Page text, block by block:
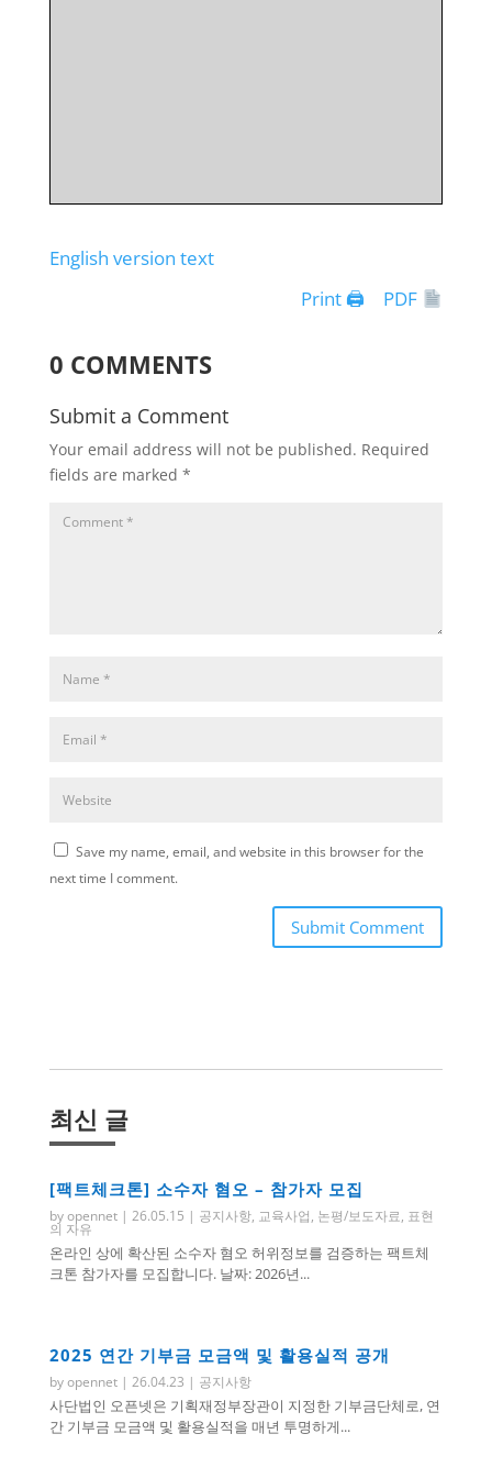
English version text
Print 🖨
PDF
0 COMMENTS
Submit a Comment
Your email address will not be published. Required
fields are marked *
Save my name, email, and website in this browser for the
next time I comment.
Submit Comment
최신 글
[팩트체크톤] 소수자 혐오 – 참가자 모집
byopennet| 26.05.15 | 공지사항, 교육사업, 논평/보도자료, 표현
의 자유
온라인 상에 확산된 소수자 혐오 허위정보를 검증하는 팩트체
크톤 참가자를 모집합니다. 날짜: 2026년...
2025 연간 기부금 모금액 및 활용실적 공개
byopennet| 26.04.23 | 공지사항
사단법인 오픈넷은 기획재정부장관이 지정한 기부금단체로, 연
간 기부금 모금액 및 활용실적을 매년 투명하게...